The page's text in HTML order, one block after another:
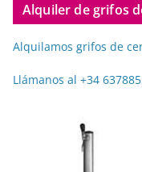
Alquiler de grifos
Alquilamos grifos de
Llámanos al +34